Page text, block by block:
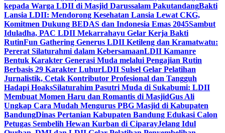
kepada Warga LDII di Masjid Darussalam PakutandangBakti
Lansia LDII: Mendorong Kesehatan Lansia Lewat CKG,
Komitmen Dukung BEDAS dan Indonesia Emas 2045Sambut
Iduladha, PAC LDII Mekarrahayu Gelar Kerja Bakti
RutinFun Gathering Generus LDII Ketileng dan Kramatwatu:
Pererat Silaturahmi dalam KebersamaanLDII Kamanre
Bentuk Karakter Generasi Muda melalui Pengajian Rutin
Berbasis 29 Karakter LuhurLDII Sulsel Gelar Pelatihan
Jurnalistik, Cetak Kontributor Profesional dan Tangguh
Hadapi HoaksSilaturahim Pasutri Muda di Sukabumi: LDII
Membuat Momen Haru dan Romantis di MasjidGus Ali
Ungkap Cara Mudah Mengurus PBG Masjid di Kabupaten
BandungDinas Pertanian Kabupaten Bandung Edukasi Calon
Petugas Sembelih Hewan Kurban di CiparayJelang Idul